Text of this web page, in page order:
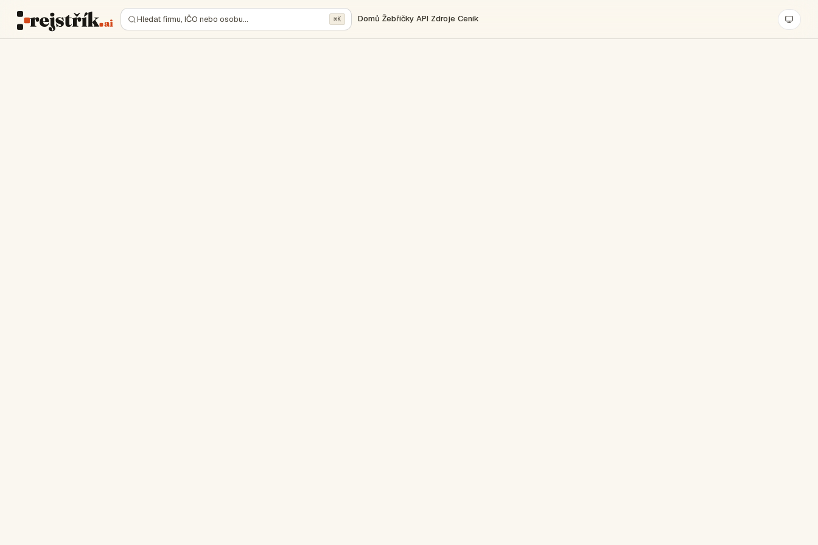
Hledat firmu, IČO nebo osobu… ⌘K Domů Žebříčky API Zdroje Ceník